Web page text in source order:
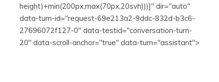
height)+min(200px,max(70px,20svh)))]" dir="auto"
data-turn-id="request-69e213a2-9ddc-832d-b3c6-
27696072f127-0" data-testid="conversation-turn-
20" data-scroll-anchor="true" data-turn="assistant">